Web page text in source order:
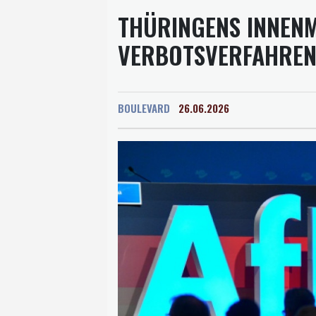
THÜRINGENS
VERBOTSVERFAHREN
BOULEVARD 26.06.2026